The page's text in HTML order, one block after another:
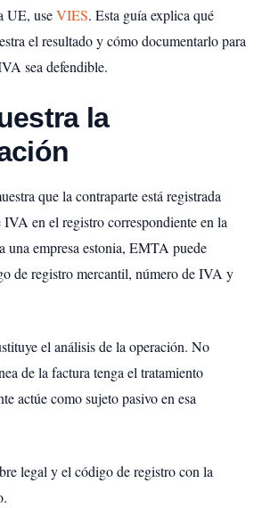
UE, useVIES. Esta guía explica qué
el resultado y cómo documentarlo para
sea defendible.
la
que la contraparte está registrada
en el registro correspondiente en la
una empresa estonia, EMTA puede
de registro mercantil, número de IVA y
el análisis de la operación. No
de la factura tenga el tratamiento
actúe como sujeto pasivo en esa
legal y el código de registro con la